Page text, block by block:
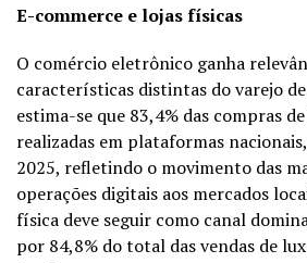
E-commerce e lojas físicas
O comércio eletrônico ganha
características distintas do varejo de
estima-se que 83,4% das compras
realizadas em plataformas
2025, refletindo o movimento das
operações digitais aos mercados
física deve seguir como canal
por 84,8% do total das vendas de